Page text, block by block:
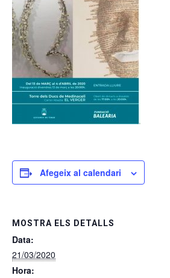
Afegeix al calendari
MOSTRA ELS DETALLS
Data:
21/03/2020
Hora: